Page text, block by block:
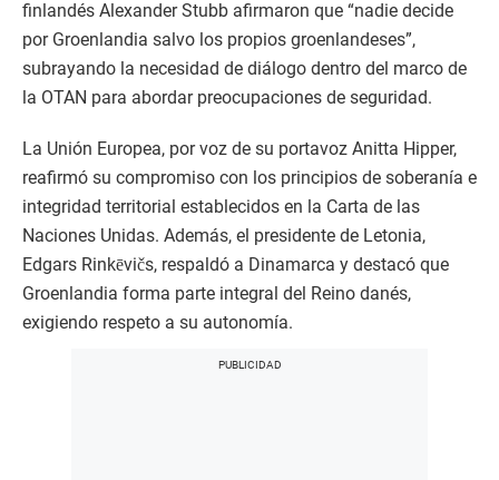
finlandés Alexander Stubb afirmaron que “nadie decide
por Groenlandia salvo los propios groenlandeses”,
subrayando la necesidad de diálogo dentro del marco de
la OTAN para abordar preocupaciones de seguridad.​
La Unión Europea, por voz de su portavoz Anitta Hipper,
reafirmó su compromiso con los principios de soberanía e
integridad territorial establecidos en la Carta de las
Naciones Unidas. Además, el presidente de Letonia,
Edgars Rinkēvičs, respaldó a Dinamarca y destacó que
Groenlandia forma parte integral del Reino danés,
exigiendo respeto a su autonomía.